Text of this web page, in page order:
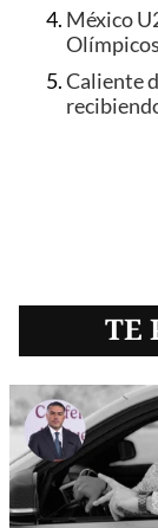
México
Caliente
TE